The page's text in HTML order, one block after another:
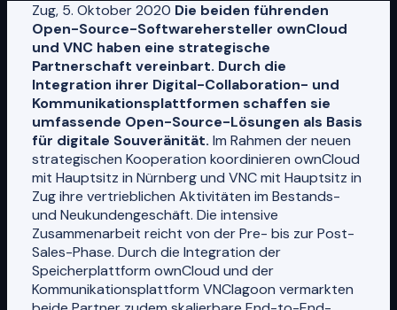
Zug, 5. Oktober 2020 Die beiden führenden
Open-Source-Softwarehersteller ownCloud
und VNC haben eine strategische
Partnerschaft vereinbart. Durch die
Integration ihrer Digital-Collaboration- und
Kommunikationsplattformen schaffen sie
umfassende Open-Source-Lösungen als Basis
für digitale Souveränität. Im Rahmen der neuen
strategischen Kooperation koordinieren ownCloud
mit Hauptsitz in Nürnberg und VNC mit Hauptsitz in
Zug ihre vertrieblichen Aktivitäten im Bestands-
und Neukundengeschäft. Die intensive
Zusammenarbeit reicht von der Pre- bis zur Post-
Sales-Phase. Durch die Integration der
Speicherplattform ownCloud und der
Kommunikationsplattform VNClagoon vermarkten